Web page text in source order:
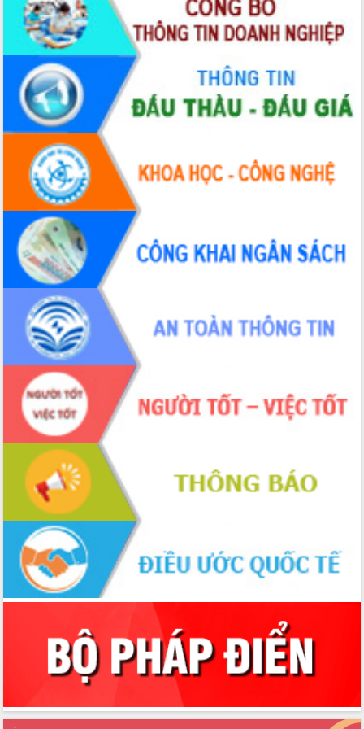
Đắk Lắk”
Tăng cường giám sát, đôn đốc thực
hiện nhiệm vụ quản lý tài sản công
hàng tuần
Tháo gỡ những vướng mắc, đẩy mạnh
công tác cải cách thủ tục hành chính
tại Trung tâm Phục vụ hành chính
công tỉnh
Đắk Lắk: Tôn vinh 46 giải pháp tại Hội
thi Sáng tạo Kỹ thuật 2024 - 2025
Đắk Lắk rà soát, điều chỉnh Đề án 190
về phát triển nuôi trồng thủy sản
Phó Chủ tịch UBND tỉnh Đắk Lắk
Trương Công Thái kiểm tra thực địa
Dự án cao tốc Khánh Hòa - Buôn Ma
Thuột
Định vị cà phê Việt Nam như một “di
sản sống” trong dòng chảy toàn cầu
Xây dựng nông thôn mới: Nâng cao đời
sống người dân từ những mô hình thiết
thực
Quyết liệt tháo gỡ vướng mắc, đẩy
nhanh tiến độ các dự án trọng điểm
trong Khu kinh tế Nam Phú Yên
Hòn Yến phát triển du lịch gắn với bảo
tồn biển
Lấy ý kiến điều chỉnh Quy hoạch tỉnh
Đắk Lắk thời kỳ 2021-2030, tầm nhìn
đến năm 2050
Phát động chiến dịch 30 ngày đêm
giải phóng mặt bằng Tuyến đường bộ
ven biển
Đắk Lắk nỗ lực thúc đẩy tăng trưởng
kinh tế từ 10% trở lên trong Quý
Đắk Lắk ký kết thỏa thuận hợp tác về
chuyển đổi số giai đoạn 2026 – 2030
với Tập đoàn Bưu chính Viễn thông
Việt Nam
Đắk Lắk về phát triển nhân lực y tế